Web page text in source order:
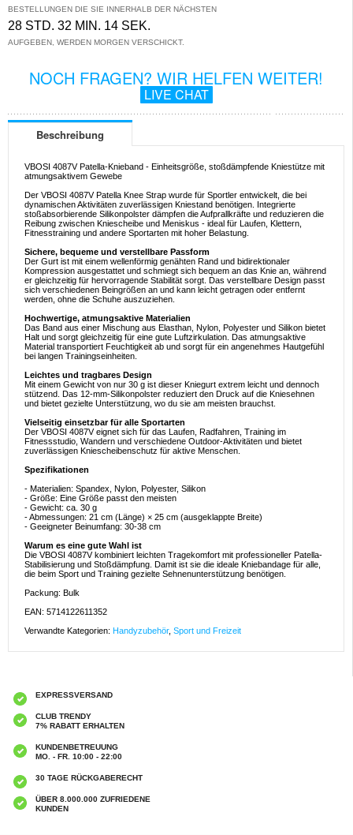
BESTELLUNGEN DIE SIE INNERHALB DER NÄCHSTEN
28 STD. 32 MIN. 14 SEK.
AUFGEBEN, WERDEN MORGEN VERSCHICKT.
NOCH FRAGEN? WIR HELFEN WEITER!
LIVE CHAT
Beschreibung
VBOSI 4087V Patella-Knieband - Einheitsgröße, stoßdämpfende Kniestütze mit
atmungsaktivem Gewebe
Der VBOSI 4087V Patella Knee Strap wurde für Sportler entwickelt, die bei
dynamischen Aktivitäten zuverlässigen Kniestand benötigen. Integrierte
stoßabsorbierende Silikonpolster dämpfen die Aufprallkräfte und reduzieren die
Reibung zwischen Kniescheibe und Meniskus - ideal für Laufen, Klettern,
Fitnesstraining und andere Sportarten mit hoher Belastung.
Sichere, bequeme und verstellbare Passform
Der Gurt ist mit einem wellenförmig genähten Rand und bidirektionaler
Kompression ausgestattet und schmiegt sich bequem an das Knie an, während
er gleichzeitig für hervorragende Stabilität sorgt. Das verstellbare Design passt
sich verschiedenen Beingrößen an und kann leicht getragen oder entfernt
werden, ohne die Schuhe auszuziehen.
Hochwertige, atmungsaktive Materialien
Das Band aus einer Mischung aus Elasthan, Nylon, Polyester und Silikon bietet
Halt und sorgt gleichzeitig für eine gute Luftzirkulation. Das atmungsaktive
Material transportiert Feuchtigkeit ab und sorgt für ein angenehmes Hautgefühl
bei langen Trainingseinheiten.
Leichtes und tragbares Design
Mit einem Gewicht von nur 30 g ist dieser Kniegurt extrem leicht und dennoch
stützend. Das 12-mm-Silikonpolster reduziert den Druck auf die Kniesehnen
und bietet gezielte Unterstützung, wo du sie am meisten brauchst.
Vielseitig einsetzbar für alle Sportarten
Der VBOSI 4087V eignet sich für das Laufen, Radfahren, Training im
Fitnessstudio, Wandern und verschiedene Outdoor-Aktivitäten und bietet
zuverlässigen Kniescheibenschutz für aktive Menschen.
Spezifikationen
- Materialien: Spandex, Nylon, Polyester, Silikon
- Größe: Eine Größe passt den meisten
- Gewicht: ca. 30 g
- Abmessungen: 21 cm (Länge) × 25 cm (ausgeklappte Breite)
- Geeigneter Beinumfang: 30-38 cm
Warum es eine gute Wahl ist
Die VBOSI 4087V kombiniert leichten Tragekomfort mit professioneller Patella-
Stabilisierung und Stoßdämpfung. Damit ist sie die ideale Kniebandage für alle,
die beim Sport und Training gezielte Sehnenunterstützung benötigen.
Packung: Bulk
EAN: 5714122611352
Verwandte Kategorien: Handyzubehör, Sport und Freizeit
EXPRESSVERSAND
CLUB TRENDY
7% RABATT ERHALTEN
KUNDENBETREUUNG
MO. - FR. 10:00 - 22:00
30 TAGE RÜCKGABERECHT
ÜBER 8.000.000 ZUFRIEDENE
KUNDEN